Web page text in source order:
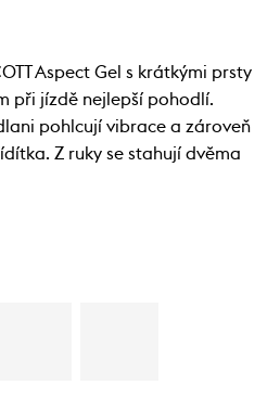
Aspect Gel s krátkými prsty
při jízdě nejlepší pohodlí.
pohlcují vibrace a zároveň
Z ruky se stahují dvěma